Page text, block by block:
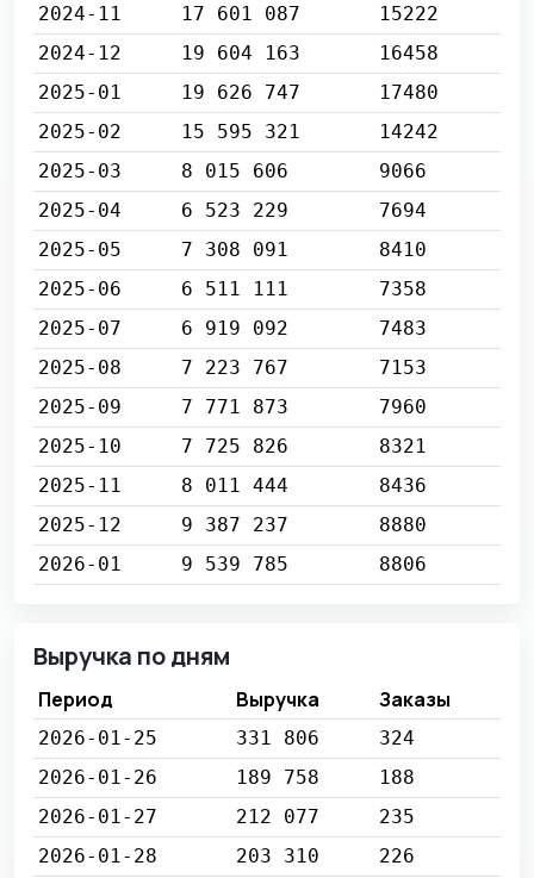
2024-11
17 601 087
15222
2024-12
19 604 163
16458
2025-01
19 626 747
17480
2025-02
15 595 321
14242
2025-03
8 015 606
9066
2025-04
6 523 229
7694
2025-05
7 308 091
8410
2025-06
6 511 111
7358
2025-07
6 919 092
7483
2025-08
7 223 767
7153
2025-09
7 771 873
7960
2025-10
7 725 826
8321
2025-11
8 011 444
8436
2025-12
9 387 237
8880
2026-01
9 539 785 8806
Выручка по дням
Период Выручка Заказы
2026-01-25 331 806
324
2026-01-26
189 758
188
2026-01-27
212 077
235
2026-01-28
203 310
226